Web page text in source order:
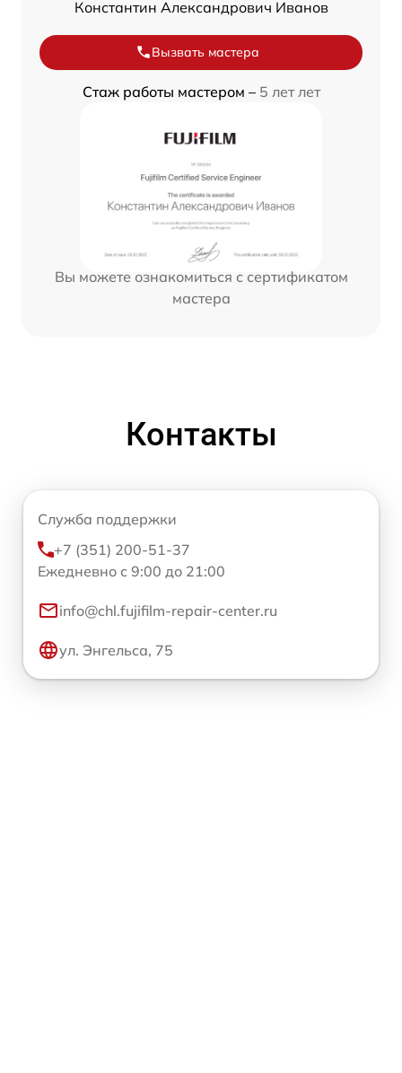
Константин Александрович Иванов
Вызвать мастера
Стаж работы мастером – 5 лет лет
Вы можете ознакомиться с сертификатом
мастера
Контакты
Служба поддержки
+7 (351) 200-51-37
Ежедневно с 9:00 до 21:00
info@chl.fujifilm-repair-center.ru
ул. Энгельса, 75